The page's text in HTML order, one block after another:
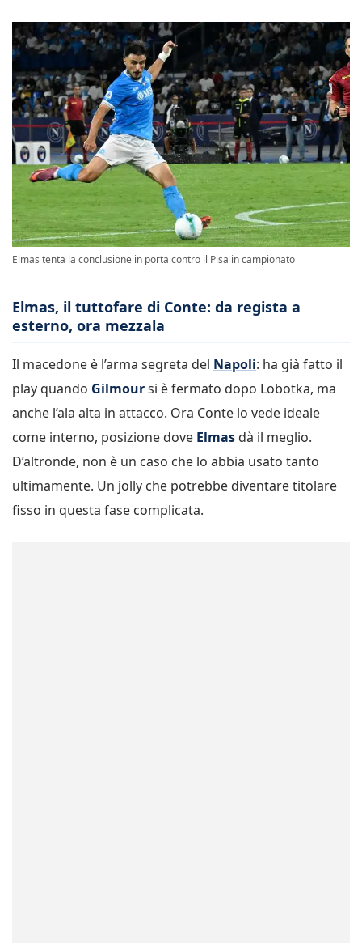
Elmas tenta la conclusione in porta contro il Pisa in campionato
Elmas, il tuttofare di Conte: da regista a
esterno, ora mezzala
Il macedone è l’arma segreta del Napoli: ha già fatto il
play quando Gilmoursi è fermato dopo Lobotka, ma
anche l’ala alta in attacco. Ora Conte lo vede ideale
come interno, posizione dove Elmas dà il meglio.
D’altronde, non è un caso che lo abbia usato tanto
ultimamente. Un jolly che potrebbe diventare titolare
fisso in questa fase complicata.